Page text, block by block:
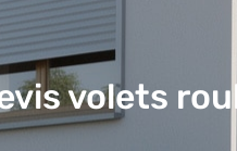
volets